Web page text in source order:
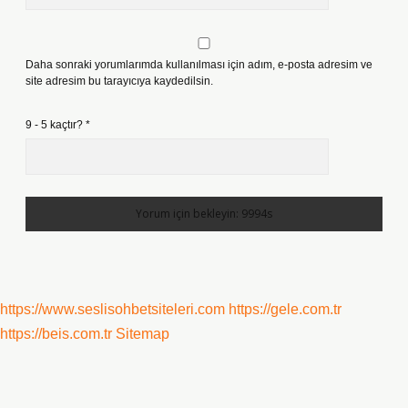
Daha sonraki yorumlarımda kullanılması için adım, e-posta adresim ve
site adresim bu tarayıcıya kaydedilsin.
9 - 5 kaçtır? *
https://www.seslisohbetsiteleri.com https://gele.com.tr
https://beis.com.tr Sitemap